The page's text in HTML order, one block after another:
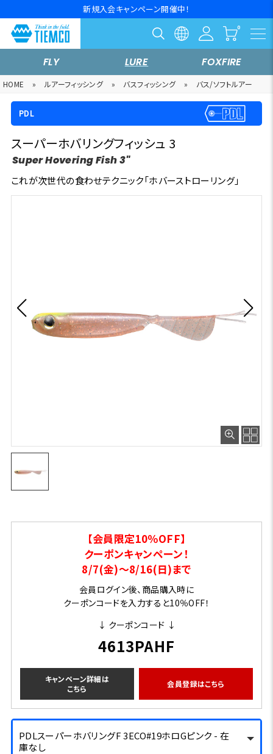
新規入会キャンペーン開催中！
FLY LURE FOXFIRE
HOME » ルアーフィッシング » バスフィッシング » バス/ソフトルアー
PDL
スーパーホバリングフィッシュ 3
Super Hovering Fish 3"
これが次世代の食わせテクニック「ホバーストローリング」
【会員限定10％OFF】
クーポンキャンペーン！
8/7(金)～8/16(日)まで
会員ログイン後、商品購入時に
クーポンコードを入力すると10％OFF！
↓ クーポンコード ↓
4613PAHF
キャンペーン詳細は
こちら
会員登録はこちら
PDLスーパーホバリングF 3ECO#19ホロGピンク - 在
庫なし